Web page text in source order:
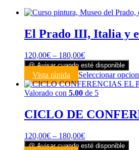
El Prado III, Italia y
120,00€ – 180,00€
@ Avisar cuando esté disponible
Vista rápida Seleccionar
Valorado con 5.00 de 5
CICLO DE
120,00€ – 180,00€
@ Avisar cuando esté disponible